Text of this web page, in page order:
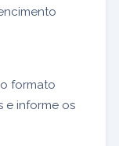
formato
e informe os